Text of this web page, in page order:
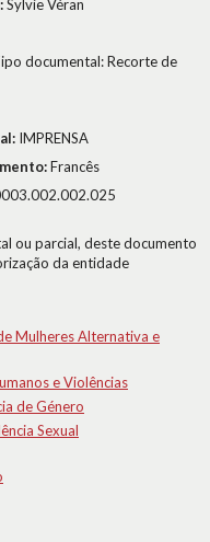
Sylvie Véran
documental: Recorte de
IMPRENSA
Francês
ou parcial, deste documento
da entidade
Mulheres Alternativa e
e Violências
de Género
Sexual